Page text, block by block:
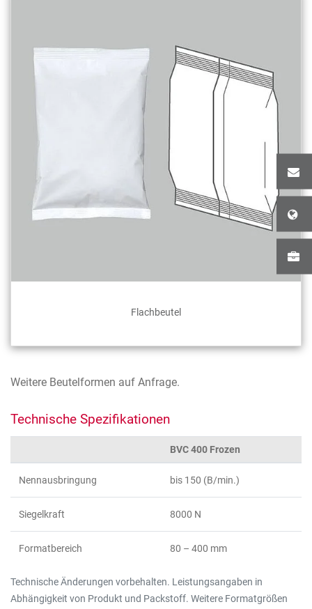
Flachbeutel
Weitere Beutelformen auf Anfrage.
Technische Spezifikationen
Technische Änderungen vorbehalten. Leistungsangaben in
Abhängigkeit von Produkt und Packstoff. Weitere Formatgrößen
BVC 400 Frozen
Nennausbringung bis 150 (B/min.)
Siegelkraft 8000 N
Formatbereich 80 – 400 mm